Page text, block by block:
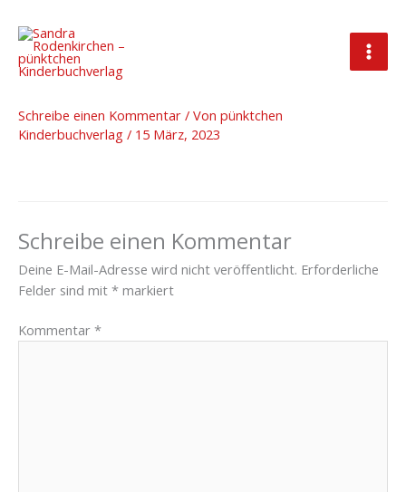
Inhalt
springen
KBM_MitgliedBadge1
Schreibe einen Kommentar / Von pünktchen
Kinderbuchverlag / 15 März, 2023
Schreibe einen Kommentar
Deine E-Mail-Adresse wird nicht veröffentlicht. Erforderliche
Felder sind mit * markiert
Kommentar *